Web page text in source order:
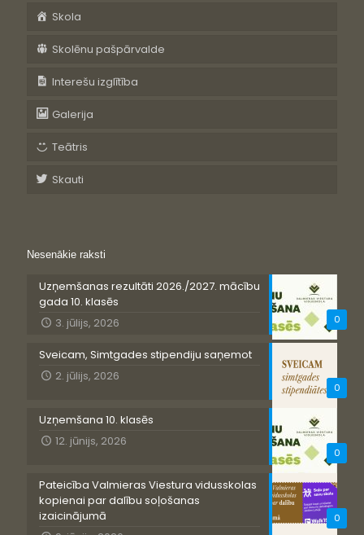
Skola
Skolēnu pašpārvalde
Interešu izglītība
Galerija
Teātris
Skauti
Nesenākie raksti
0
Uzņemšanas rezultāti 2026./2027. mācību
gada 10. klasēs
3. jūlijs, 2026
0
Sveicam, Simtgades stipendiju saņemot
2. jūlijs, 2026
0
Uzņemšana 10. klasēs
12. jūnijs, 2026
0
Pateicība Valmieras Viestura vidusskolas
kopienai par dalību soļošanas
izaicinājumā